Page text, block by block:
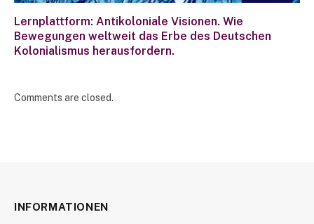
Lernplattform: Antikoloniale Visionen. Wie
Bewegungen weltweit das Erbe des Deutschen
Kolonialismus herausfordern.
Comments are closed.
INFORMATIONEN